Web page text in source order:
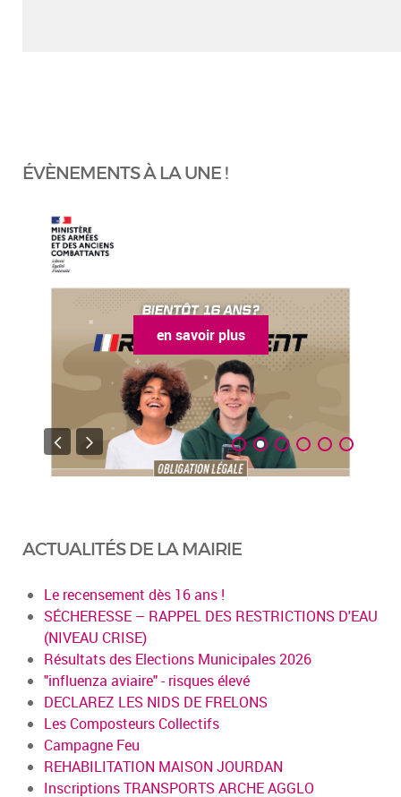
ÉVÈNEMENTS À LA UNE !
en savoir plus
ACTUALITÉS DE LA MAIRIE
Le recensement dès 16 ans !
SÉCHERESSE – RAPPEL DES RESTRICTIONS D'EAU
(NIVEAU CRISE)
Résultats des Elections Municipales 2026
"influenza aviaire" - risques élevé
DECLAREZ LES NIDS DE FRELONS
Les Composteurs Collectifs
Campagne Feu
REHABILITATION MAISON JOURDAN
Inscriptions TRANSPORTS ARCHE AGGLO